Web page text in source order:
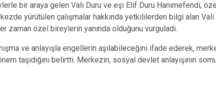
bir araya gelen Vali Duru ve eşi Elif Duru Hanımefendi,
yürütülen çalışmalar hakkında yetkililerden bilgi alan Vali
zaman özel bireylerin yanında olduğunu vurguladı.
ve anlayışla engellerin aşılabileceğini ifade ederek,
taşıdığını belirtti. Merkezin, sosyal devlet anlayışının